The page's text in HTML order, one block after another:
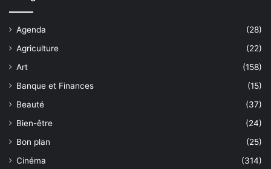
Agenda
(28)
Agriculture
(22)
Art
(158)
Banque et Finances
(15)
Beauté
(37)
Bien-être
(24)
Bon plan
(25)
Cinéma
(314)